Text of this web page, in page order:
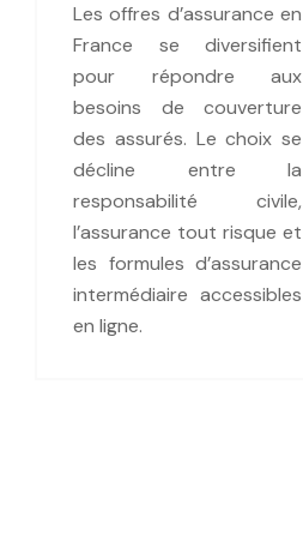
Les offres d’assurance en
France se diversifient
pour répondre aux
besoins de couverture
des assurés. Le choix se
décline entre la
responsabilité civile,
l’assurance tout risque et
les formules d’assurance
intermédiaire accessibles
en ligne.